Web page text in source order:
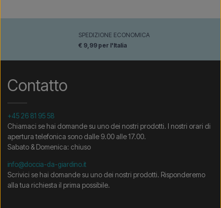
SPEDIZIONE ECONOMICA
€ 9,99 per l'Italia
Contatto
+45 26 81 95 58
Chiamaci se hai domande su uno dei nostri prodotti. I nostri orari di
apertura telefonica sono dalle 9.00 alle 17.00.
Sabato & Domenica: chiuso
info@doccia-da-giardino.it
Scrivici se hai domande su uno dei nostri prodotti. Risponderemo
alla tua richiesta il prima possibile.